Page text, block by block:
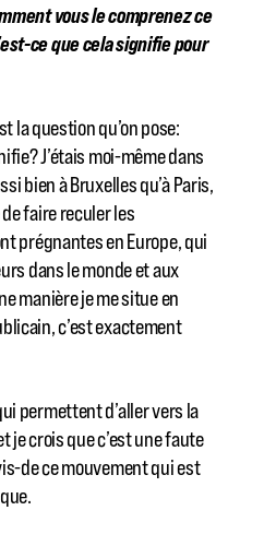
vous le comprenez ce
ce que cela signifie pour
la question qu’on pose:
J’étais moi-même dans
bien à Bruxelles qu’à Paris,
faire reculer les
prégnantes en Europe, qui
dans le monde et aux
manière je me situe en
c’est exactement
permettent d’aller vers la
je crois que c’est une faute
de ce mouvement qui est